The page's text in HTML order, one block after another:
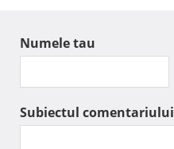
Numele tau
Subiectul comentariului